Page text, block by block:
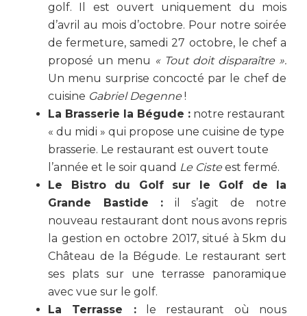
golf. Il est ouvert uniquement du mois
d’avril au mois d’octobre. Pour notre soirée
de fermeture, samedi 27 octobre, le chef a
proposé un menu « Tout doit disparaître ».
Un menu surprise concocté par le chef de
cuisine Gabriel Degenne !
La Brasserie la Bégude : notre restaurant
« du midi » qui propose une cuisine de type
brasserie. Le restaurant est ouvert toute
l’année et le soir quand Le Ciste est fermé.
Le Bistro du Golf sur le Golf de la
Grande Bastide : il s’agit de notre
nouveau restaurant dont nous avons repris
la gestion en octobre 2017, situé à 5km du
Château de la Bégude. Le restaurant sert
ses plats sur une terrasse panoramique
avec vue sur le golf.
La Terrasse :le restaurant où nous